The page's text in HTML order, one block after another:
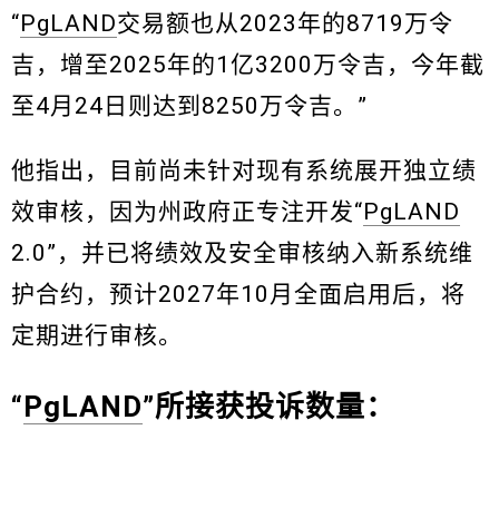
“PgLAND交易额也从2023年的8719万令
吉，增至2025年的1亿3200万令吉，今年截
至4月24日则达到8250万令吉。”
他指出，目前尚未针对现有系统展开独立绩
效审核，因为州政府正专注开发“PgLAND
2.0”，并已将绩效及安全审核纳入新系统维
护合约，预计2027年10月全面启用后，将
定期进行审核。
“PgLAND”所接获投诉数量：